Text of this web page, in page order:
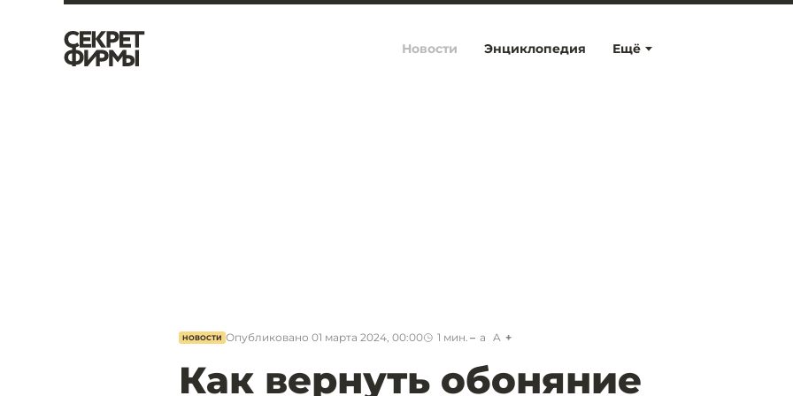
Ещё
Новости Энциклопедия
НОВОСТИ Опубликовано 01 марта 2024, 00:00 1 мин. a A
Как вернуть обоняние